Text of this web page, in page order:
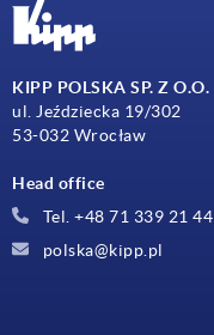
KIPP POLSKA SP. Z O.O.
ul. Jeździecka 19/302
53-032 Wrocław
Head office
Tel. +48 71 339 21 44
polska@kipp.pl